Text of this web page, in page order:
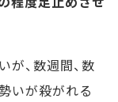
、数週間、数
いが殺がれる